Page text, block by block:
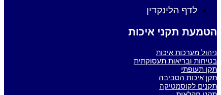
לדף הלינקדין
הטמעת תקני איכות
ניהול מערכות איכות
בטיחות ובריאות תעסוקתית
תקן תעופתי
תקן איכות הסביבה
תקנים לקוסמטיקה